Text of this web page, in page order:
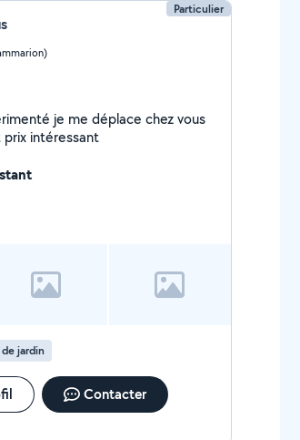
Particulier
je me déplace chez vous
intéressant
jardin
Contacter